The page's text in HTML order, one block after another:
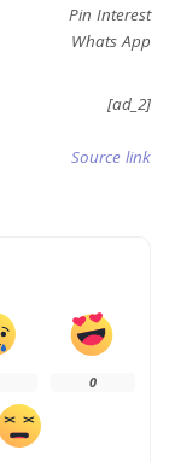
Pin Interest
Whats App
[ad_2]
Source link
0